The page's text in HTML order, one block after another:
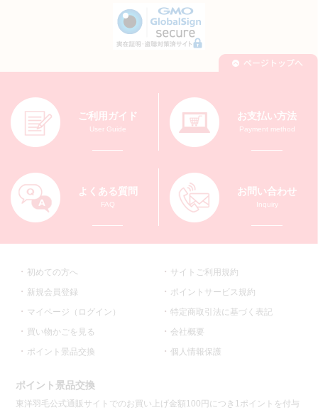
ご利用ガイド
User Guide
お支払い方法
Payment method
よくある質問
FAQ
お問い合わせ
Inquiry
初めての方へ
新規会員登録
マイページ（ログイン）
買い物かごを見る
ポイント景品交換
サイトご利用規約
ポイントサービス規約
特定商取引法に基づく表記
会社概要
個人情報保護
ポイント景品交換
東洋羽毛公式通販サイトでのお買い上げ金額100円につき1ポイントを付与